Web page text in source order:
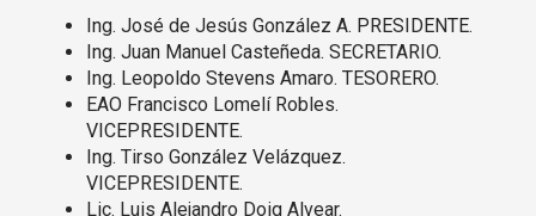
Ing. José de Jesús González A. PRESIDENTE.
Ing. Juan Manuel Casteñeda. SECRETARIO.
Ing. Leopoldo Stevens Amaro. TESORERO.
EAO Francisco Lomelí Robles.
VICEPRESIDENTE.
Ing. Tirso González Velázquez.
VICEPRESIDENTE.
Lic. Luis Alejandro Doig Alvear.